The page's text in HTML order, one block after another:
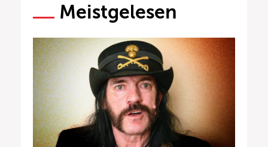
Meistgelesen